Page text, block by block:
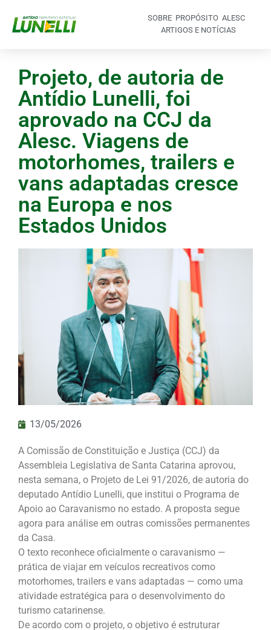
SOBRE PROPÓSITO ALESC
ARTIGOS E NOTÍCIAS
Projeto, de autoria de
Antídio Lunelli, foi
aprovado na CCJ da
Alesc. Viagens de
motorhomes, trailers e
vans adaptadas cresce
na Europa e nos
Estados Unidos
13/05/2026
A Comissão de Constituição e Justiça (CCJ) da
Assembleia Legislativa de Santa Catarina aprovou,
nesta semana, o Projeto de Lei 91/2026, de autoria do
deputado Antídio Lunelli, que institui o Programa de
Apoio ao Caravanismo no estado. A proposta segue
agora para análise em outras comissões permanentes
da Casa.
O texto reconhece oficialmente o caravanismo —
prática de viajar em veículos recreativos como
motorhomes, trailers e vans adaptadas — como uma
atividade estratégica para o desenvolvimento do
turismo catarinense.
De acordo com o projeto, o objetivo é estruturar